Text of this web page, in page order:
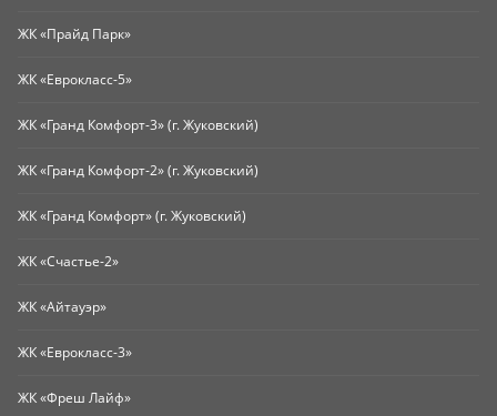
ЖК «Прайд Парк»
ЖК «Еврокласс-5»
ЖК «Гранд Комфорт-3» (г. Жуковский)
ЖК «Гранд Комфорт-2» (г. Жуковский)
ЖК «Гранд Комфорт» (г. Жуковский)
ЖК «Счастье-2»
ЖК «Айтауэр»
ЖК «Еврокласс-3»
ЖК «Фреш Лайф»